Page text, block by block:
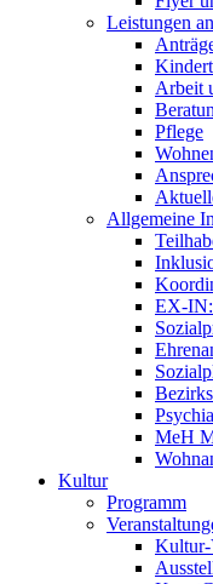
Leistungen
Arbeit
Pflege
Allgemeine
EX-IN:
MeH
Kultur
Programm
Kultur-